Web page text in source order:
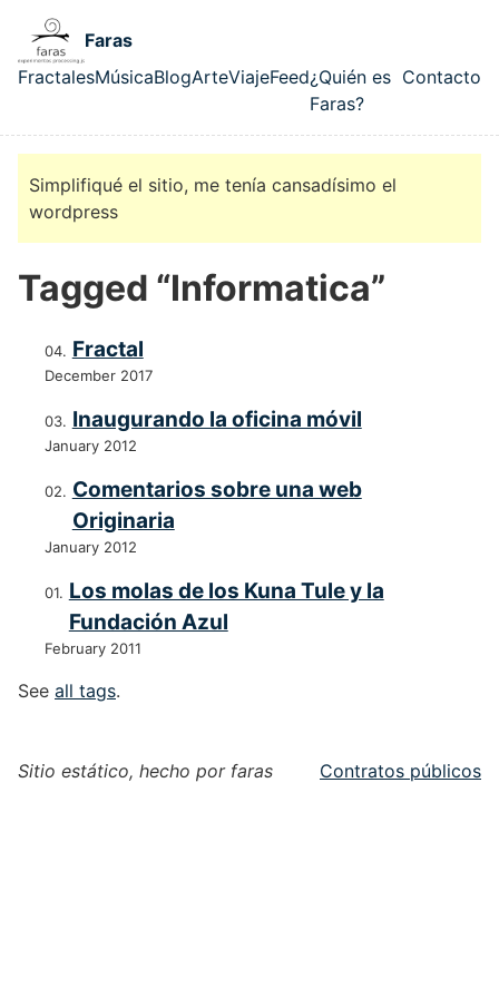
Skip to main content
Faras
Top level navigation menu
FractalesMúsicaBlogArteViajeFeed¿Quién es
Faras?
Contacto
Simplifiqué el sitio, me tenía cansadísimo el
wordpress
Tagged “Informatica”
Fractal
December 2017
Inaugurando la oficina móvil
January 2012
Comentarios sobre una web
Originaria
January 2012
Los molas de los Kuna Tule y la
Fundación Azul
February 2011
See all tags.
Sitio estático, hecho por faras Contratos públicos